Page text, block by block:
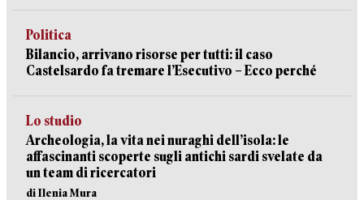
Politica
Bilancio, arrivano risorse per tutti: il caso
Castelsardo fa tremare l’Esecutivo – Ecco perché
Lo studio
Archeologia, la vita nei nuraghi dell’isola: le
affascinanti scoperte sugli antichi sardi svelate da
un team di ricercatori
di Ilenia Mura